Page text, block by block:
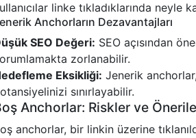
linke tıkladıklarında neyle
Anchorların Dezavantajları
SEO Değeri: SEO açısından
zorlanabilir.
Eksikliği: Jenerik
sınırlayabilir.
Anchorlar: Riskler ve
anchorlar, bir linkin üzerine